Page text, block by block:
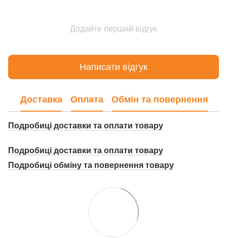
Додайте перший відгук
Написати відгук
Доставка Оплата Обмін та повернення
Подробиці доставки та оплати товару
Подробиці доставки та оплати товару
Подробиці обміну та повернення товару